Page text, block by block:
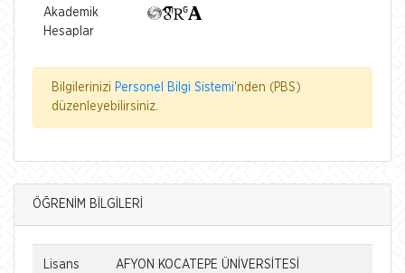
Akademik
Hesaplar
Bilgilerinizi Personel Bilgi Sistemi'nden (PBS)
düzenleyebilirsiniz.
ÖĞRENİM BİLGİLERİ
Lisans
AFYON KOCATEPE ÜNİVERSİTESİ